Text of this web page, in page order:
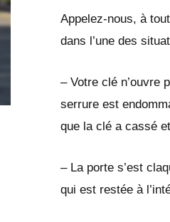
Appelez-nous, à
dans l’une des
– Votre clé n’ouvre
serrure est
que la clé a cassé
– La porte s’est
qui est restée à